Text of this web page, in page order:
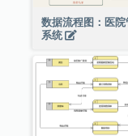
数据流程图：医院
系统